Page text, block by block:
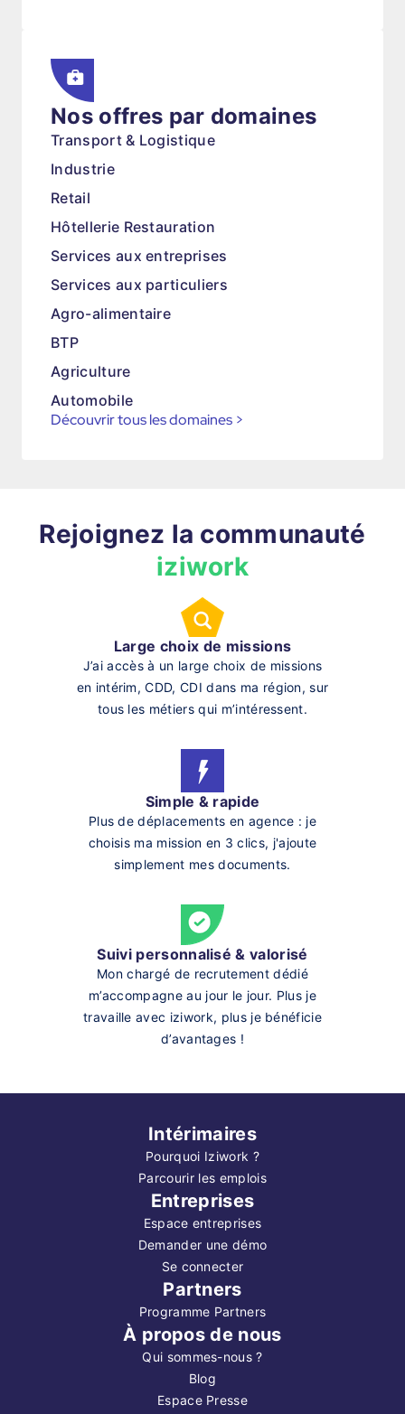
Nos offres par domaines
Transport & Logistique
Industrie
Retail
Hôtellerie Restauration
Services aux entreprises
Services aux particuliers
Agro-alimentaire
BTP
Agriculture
Automobile
Découvrir tous les domaines >
Rejoignez la communauté
iziwork
Large choix de missions
J’ai accès à un large choix de missions
en intérim, CDD, CDI dans ma région, sur
tous les métiers qui m’intéressent.
Simple & rapide
Plus de déplacements en agence : je
choisis ma mission en 3 clics, j'ajoute
simplement mes documents.
Suivi personnalisé & valorisé
Mon chargé de recrutement dédié
m’accompagne au jour le jour. Plus je
travaille avec iziwork, plus je bénéficie
d’avantages !
Intérimaires
Pourquoi Iziwork ?
Parcourir les emplois
Entreprises
Espace entreprises
Demander une démo
Se connecter
Partners
Programme Partners
À propos de nous
Qui sommes-nous ?
Blog
Espace Presse